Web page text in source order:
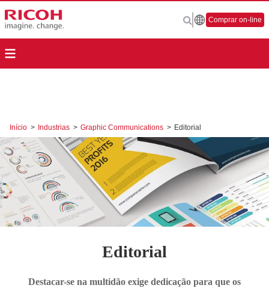
Comprar on-line
Início > Industrias > Graphic Communications > Editorial
Editorial
Destacar-se na multidão exige dedicação para que os